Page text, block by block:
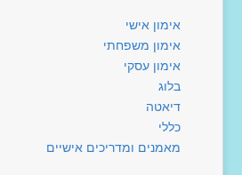
אימון אישי
אימון משפחתי
אימון עסקי
בלוג
דיאטה
כללי
מאמנים ומדריכים אישיים